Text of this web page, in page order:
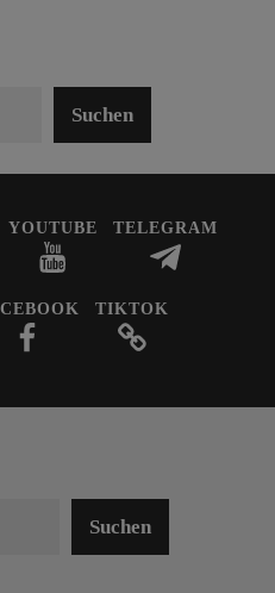
Suchen
YOUTUBE TELEGRAM
TIKTOK
Suchen